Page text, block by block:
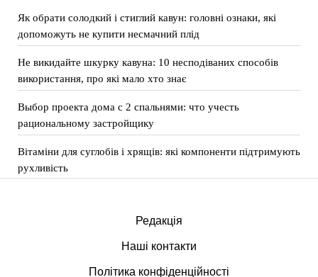
Як обрати солодкий і стиглий кавун: головні ознаки, які
допоможуть не купити несмачний плід
Не викидайте шкурку кавуна: 10 несподіваних способів
використання, про які мало хто знає
Выбор проекта дома с 2 спальнями: что учесть
рациональному застройщику
Вітаміни для суглобів і хрящів: які компоненти підтримують
рухливість
Редакція
Наші контакти
Політика конфіденційності